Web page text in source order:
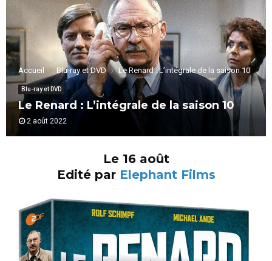
Accueil Blu-ray et DVD Le Renard : L’intégrale de la saison 10
Blu-ray et DVD
Le Renard : L’intégrale de la saison 10
2 août 2022
Le 16 août
Edité par Elephant Films